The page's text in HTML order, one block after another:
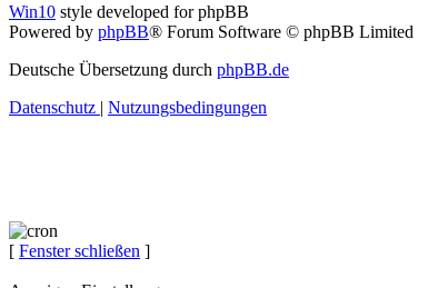
Win10 style developed for phpBB
Powered by phpBB® Forum Software © phpBB Limited
Deutsche Übersetzung durch phpBB.de
Datenschutz | Nutzungsbedingungen
[ Fenster schließen ]